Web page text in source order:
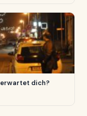
erwartet dich?